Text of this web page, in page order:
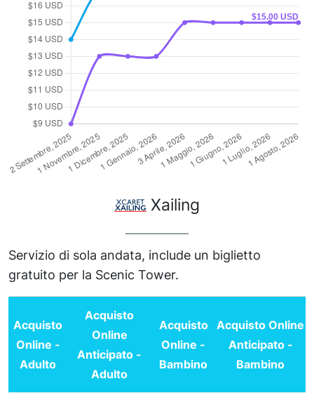
Xailing
Servizio di sola andata, include un biglietto
gratuito per la Scenic Tower.
Acquisto
Online -
Adulto
Acquisto
Online
Anticipato -
Adulto
Acquisto
Online -
Bambino
Acquisto Online
Anticipato -
Bambino